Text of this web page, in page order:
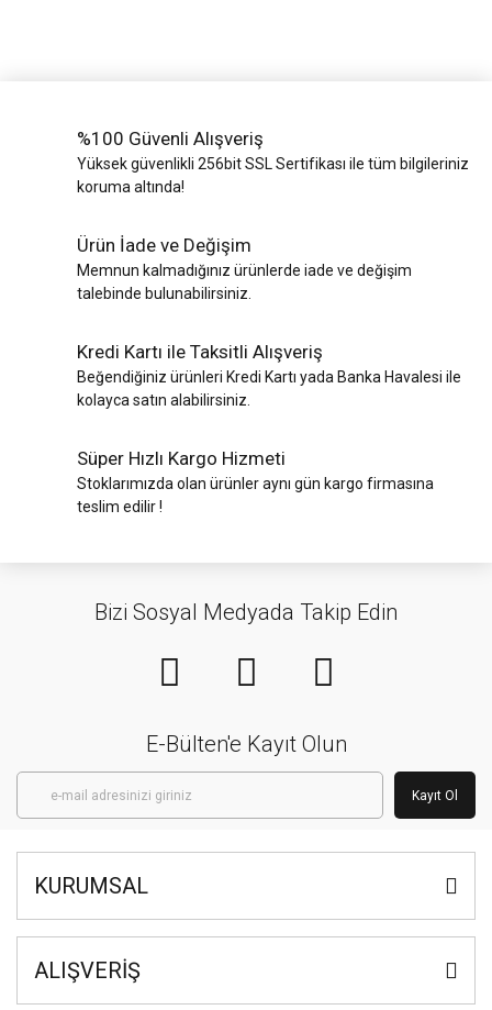
%100 Güvenli Alışveriş
Yüksek güvenlikli 256bit SSL Sertifikası ile tüm bilgileriniz
koruma altında!
Ürün İade ve Değişim
Memnun kalmadığınız ürünlerde iade ve değişim
talebinde bulunabilirsiniz.
Kredi Kartı ile Taksitli Alışveriş
Beğendiğiniz ürünleri Kredi Kartı yada Banka Havalesi ile
kolayca satın alabilirsiniz.
Süper Hızlı Kargo Hizmeti
Stoklarımızda olan ürünler aynı gün kargo firmasına
teslim edilir !
Bizi Sosyal Medyada Takip Edin
E-Bülten'e Kayıt Olun
Kayıt Ol
KURUMSAL
ALIŞVERİŞ